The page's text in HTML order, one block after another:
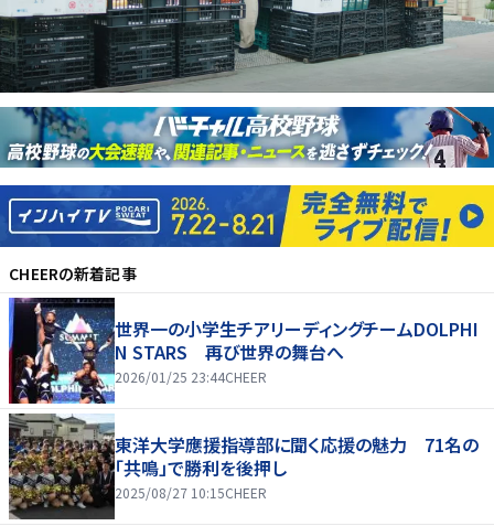
CHEERの新着記事
世界一の小学生チアリーディングチームDOLPHI
N STARS 再び世界の舞台へ
2026/01/25 23:44CHEER
東洋大学應援指導部に聞く応援の魅力 71名の
「共鳴」で勝利を後押し
2025/08/27 10:15CHEER